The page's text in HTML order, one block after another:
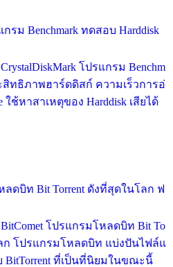
กรม Benchmark ทดสอบ Harddisk
โปรแกรม Benchm
ทธิภาพฮาร์ดดิสก์ ความเร็วการอ่
ใช้หาสาเหตุของ Harddisk เสียได้
ลดบิท Bit Torrent ดังที่สุดในโลก ฟ
โปรแกรมโหลดบิท Bit To
ก โปรแกรมโหลดบิท แบ่งปันไฟล์แ
BitTorrent ที่เป็นที่นิยมในขณะนี้